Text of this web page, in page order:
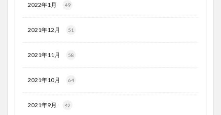
2022年1月 49
2021年12月 51
2021年11月 58
2021年10月 64
2021年9月 42